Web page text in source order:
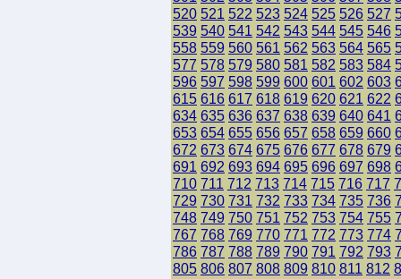
520 521 522 523 524 525 526 527
539 540 541 542 543 544 545 546
558 559 560 561 562 563 564 565
577 578 579 580 581 582 583 584
596 597 598 599 600 601 602 603
615 616 617 618 619 620 621 622
634 635 636 637 638 639 640 641
653 654 655 656 657 658 659 660
672 673 674 675 676 677 678 679
691 692 693 694 695 696 697 698
710 711 712 713 714 715 716 717
729 730 731 732 733 734 735 736
748 749 750 751 752 753 754 755
767 768 769 770 771 772 773 774
786 787 788 789 790 791 792 793
805 806 807 808 809 810 811 812